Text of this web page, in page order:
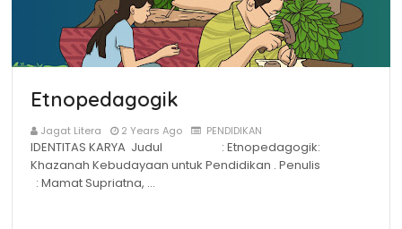
Etnopedagogik
Jagat Litera 2 Years Ago PENDIDIKAN
IDENTITAS KARYA Judul : Etnopedagogik:
Khazanah Kebudayaan untuk Pendidikan . Penulis
: Mamat Supriatna, …